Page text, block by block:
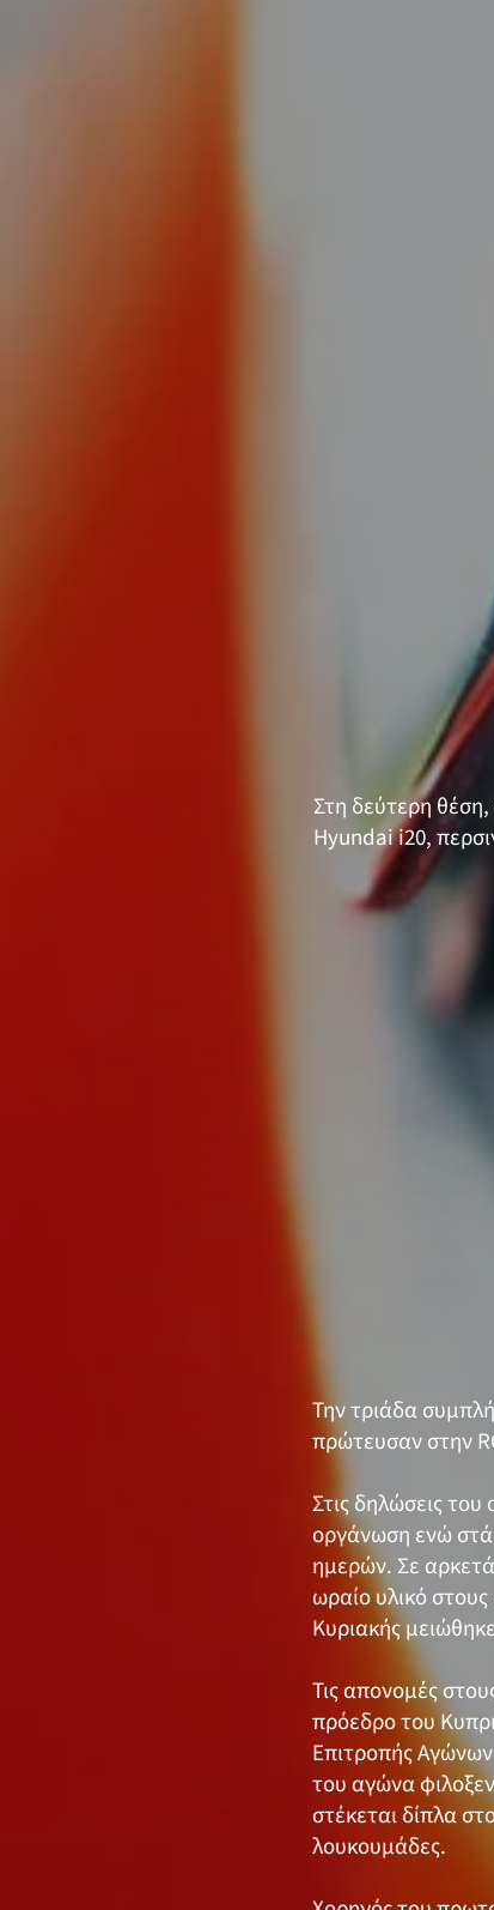
Στη δεύτερη θέση,
Hyundai i20,
Την τριάδα
πρώτευσαν στην
Στις δηλώσεις
οργάνωση ενώ
ημερών. Σε
ωραίο υλικό
Κυριακής
Τις απονομές
πρόεδρο του
Επιτροπής
του αγώνα
στέκεται δίπλα
λουκουμάδες.